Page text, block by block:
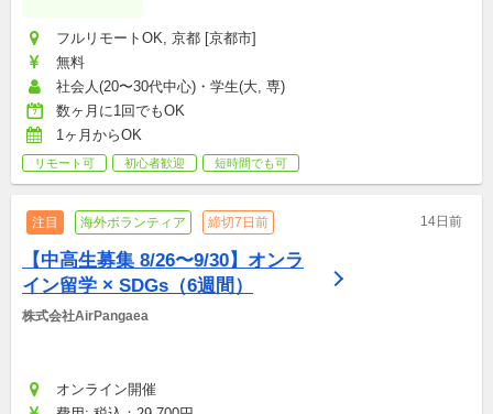
フルリモートOK, 京都 [京都市]
無料
社会人(20〜30代中心)・学生(大, 専)
数ヶ月に1回でもOK
1ヶ月からOK
リモート可 初心者歓迎 短時間でも可
注目 海外ボランティア 締切7日前 14日前
【中高生募集 8/26〜9/30】オンラ
イン留学 × SDGs（6週間）
株式会社AirPangaea
オンライン開催